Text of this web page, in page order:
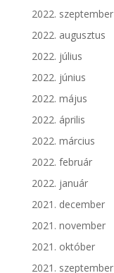
2022. szeptember
2022. augusztus
2022. július
2022. június
2022. május
2022. április
2022. március
2022. február
2022. január
2021. december
2021. november
2021. október
2021. szeptember